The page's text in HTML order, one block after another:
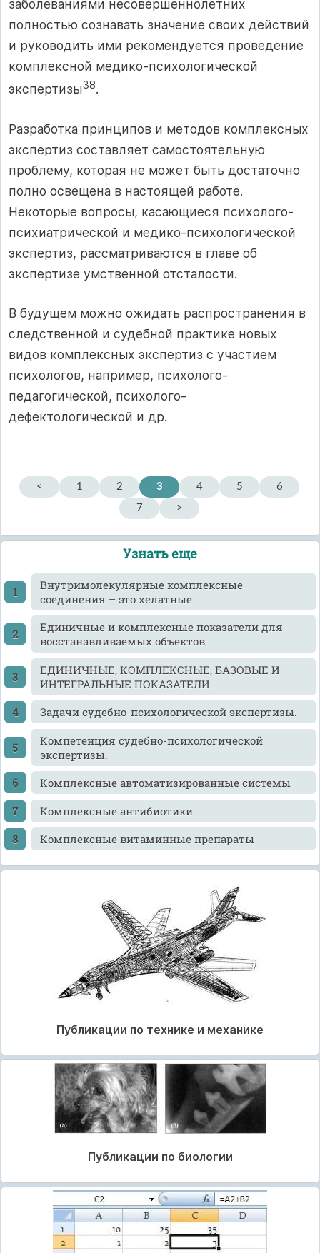
заболеваниями несовершеннолетних
полностью сознавать значение своих действий
и руководить ими рекомендуется проведение
комплексной медико-психологической
экспертизы38.
Разработка принципов и методов комплексных
экспертиз составляет самостоятельную
проблему, которая не может быть достаточно
полно освещена в настоящей работе.
Некоторые вопросы, касающиеся психолого-
психиатрической и медико-психологической
экспертиз, рассматриваются в главе об
экспертизе умственной отсталости.
В будущем можно ожидать распространения в
следственной и судебной практике новых
видов комплексных экспертиз с участием
психологов, например, психолого-
педагогической, психолого-
дефектологической и др.
< 1 2 3 4 5
6
7
>
Узнать еще
Внутримолекулярные комплексные
соединения – это хелатные
Единичные и комплексные показатели для
восстанавливаемых объектов
ЕДИНИЧНЫЕ, КОМПЛЕКСНЫЕ, БАЗОВЫЕ И
ИНТЕГРАЛЬНЫЕ ПОКАЗАТЕЛИ
Задачи судебно-психологической экспертизы.
Компетенция судебно-психологической
экспертизы.
Комплексные автоматизированные системы
Комплексные антибиотики
Комплексные витаминные препараты
Публикации по технике и механике
Публикации по биологии